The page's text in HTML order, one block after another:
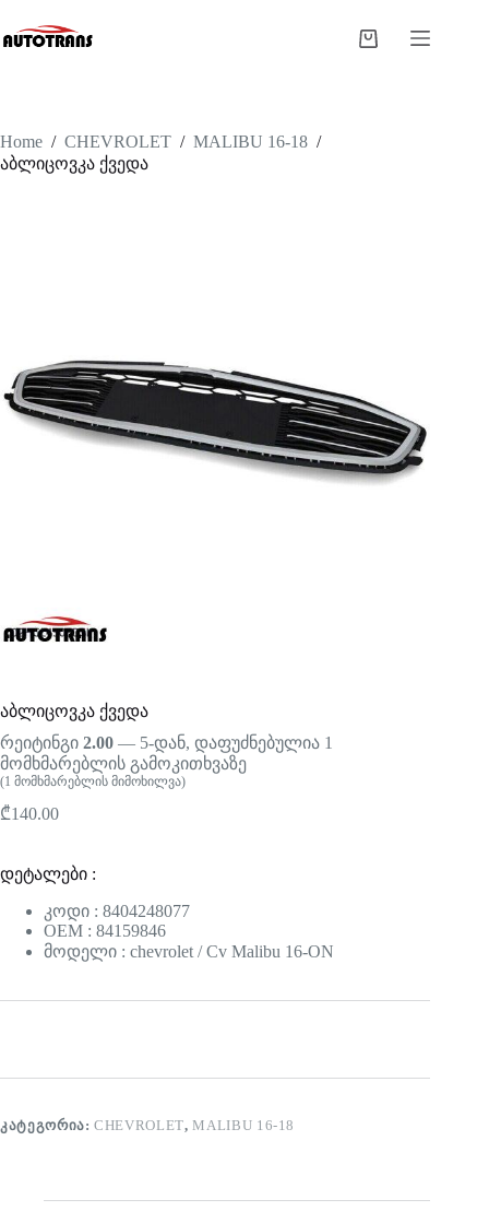
Home / CHEVROLET / MALIBU 16-18 /
აბლიცოვკა ქვედა
აბლიცოვკა ქვედა
რეიტინგი 2.00 — 5-დან, დაფუძნებულია 1
მომხმარებლის გამოკითხვაზე
(1 მომხმარებლის მიმოხილვა)
₾140.00
დეტალები :
კოდი : 8404248077
OEM : 84159846
მოდელი : chevrolet / Cv Malibu 16-ON
ᲙᲐᲢᲔᲒᲝᲠᲘᲐ:CHEVROLET,MALIBU 16-18